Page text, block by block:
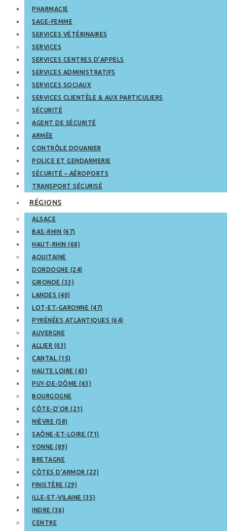
PHARMACIE
SAGE-FEMME
SERVICES VÉTÉRINAIRES
SERVICES
SERVICES CENTRES D’APPELS
SERVICES ADMINISTRATIFS
SERVICES SOCIAUX
SERVICES CLIENTÈLE & AUX PARTICULIERS
SÉCURITÉ
AGENT DE SÉCURITÉ
ARMÉE
CONTRÔLE DOUANIER
POLICE ET GENDARMERIE
SÉCURITÉ – AÉROPORTS
TRANSPORT SÉCURISÉ
RÉGIONS
ALSACE
BAS-RHIN (67)
HAUT-RHIN (68)
AQUITAINE
DORDOGNE (24)
GIRONDE (33)
LANDES (40)
LOT-ET-GARONNE (47)
PYRÉNÉES ATLANTIQUES (64)
AUVERGNE
ALLIER (03)
CANTAL (15)
HAUTE LOIRE (43)
PUY-DE-DÔME (63)
BOURGOGNE
CÔTE-D’OR (21)
NIÈVRE (58)
SAÔNE-ET-LOIRE (71)
YONNE (89)
BRETAGNE
CÔTES D’ARMOR (22)
FINISTÈRE (29)
ILLE-ET-VILAINE (35)
INDRE (36)
CENTRE